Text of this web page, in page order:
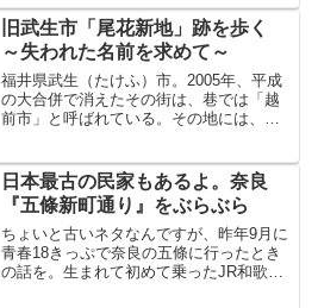
て、JRの新杉田駅の少し西側に京急線の
杉田駅があり、歩けば...
旧武生市「尾花新地」跡を歩く
～失われた名前を求めて～
福井県武生（たけふ）市。2005年、平成
の大合併で消えたその街は、巷では「越
前市」と呼ばれている。その地には、か
ンティティを、その名とともに葬ってか
らすでに12年、一回...
日本最古の民家もあるよ。奈良
『五條新町通り』をぶらぶら
ちょいと古いネタなんですが、昨年9月に
青春18きっぷで奈良の五條に行ったとき
の話を。生まれて初めて乗ったJR和歌山